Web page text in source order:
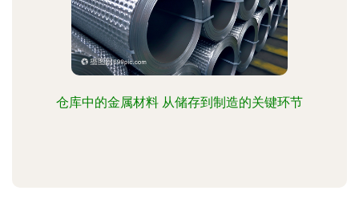
仓库中的金属材料 从储存到制造的关键环节